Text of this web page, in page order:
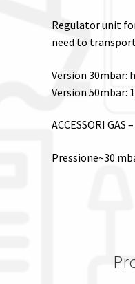
Regulator unit
need to transport
Version 30mbar:
Version 50mbar:
ACCESSORI GAS
Pressione~30